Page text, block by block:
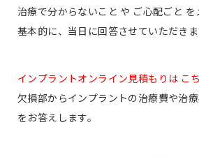
治療で分からないこと や ご心配ごと を
基本的に、当日に回答させていただきま
インプラントオンライン見積もりは こ
欠損部からインプラントの治療費や治
をお答えします。